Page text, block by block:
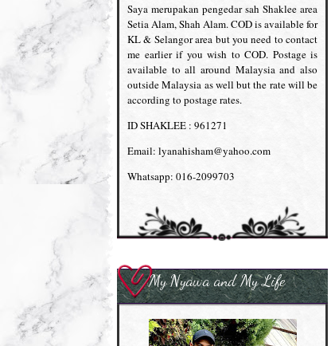
Saya merupakan pengedar sah Shaklee area
Setia Alam, Shah Alam. COD is available for
KL & Selangor area but you need to contact
me earlier if you wish to COD. Postage is
available to all around Malaysia and also
outside Malaysia as well but the rate will be
according to postage rates.
ID SHAKLEE : 961271
Email: lyanahisham@yahoo.com
Whatsapp: 016-2099703
My Nyawa and My Life